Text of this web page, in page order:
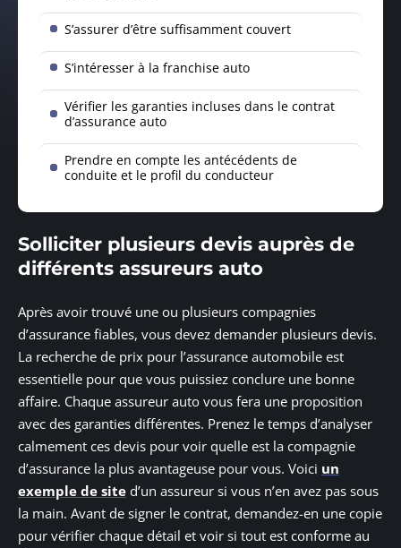
S’assurer d’être suffisamment couvert
S’intéresser à la franchise auto
Vérifier les garanties incluses dans le contrat
d’assurance auto
Prendre en compte les antécédents de
conduite et le profil du conducteur
Solliciter plusieurs devis auprès de
différents assureurs auto
Après avoir trouvé une ou plusieurs compagnies
d’assurance fiables, vous devez demander plusieurs devis.
La recherche de prix pour l’assurance automobile est
essentielle pour que vous puissiez conclure une bonne
affaire. Chaque assureur auto vous fera une proposition
avec des garanties différentes. Prenez le temps d’analyser
calmement ces devis pour voir quelle est la compagnie
d’assurance la plus avantageuse pour vous. Voici un
exemple de site d’un assureur si vous n’en avez pas sous
la main. Avant de signer le contrat, demandez-en une copie
pour vérifier chaque détail et voir si tout est conforme au